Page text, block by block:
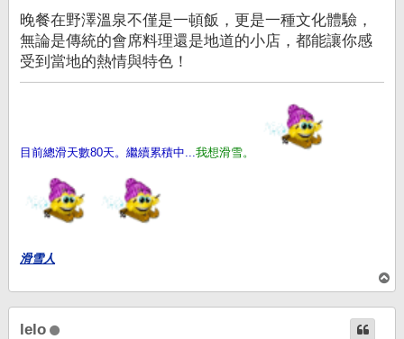
晚餐在野澤溫泉不僅是一頓飯，更是一種文化體驗，
無論是傳統的會席料理還是地道的小店，都能讓你感
受到當地的熱情與特色！
目前總滑天數80天。繼續累積中... 我想滑雪。
滑雪人
頂
端
lelo